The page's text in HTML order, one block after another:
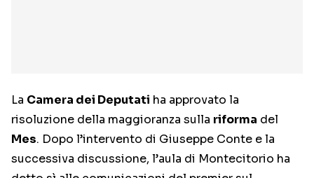
La Camera dei Deputati ha approvato la
risoluzione della maggioranza sulla riforma del
Mes. Dopo l’intervento di Giuseppe Conte e la
successiva discussione, l’aula di Montecitorio ha